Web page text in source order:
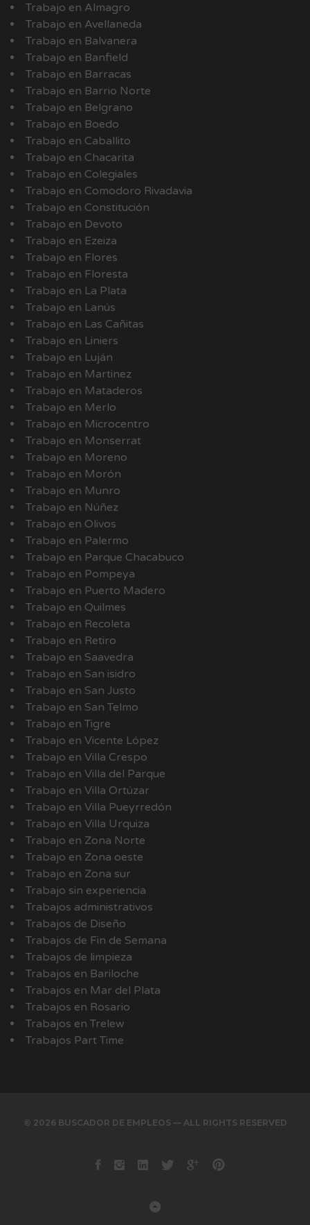
Trabajo en Almagro
Trabajo en Avellaneda
Trabajo en Balvanera
Trabajo en Banfield
Trabajo en Barracas
Trabajo en Barrio Norte
Trabajo en Belgrano
Trabajo en Boedo
Trabajo en Caballito
Trabajo en Chacarita
Trabajo en Colegiales
Trabajo en Comodoro Rivadavia
Trabajo en Constitución
Trabajo en Devoto
Trabajo en Ezeiza
Trabajo en Flores
Trabajo en Floresta
Trabajo en La Plata
Trabajo en Lanús
Trabajo en Las Cañitas
Trabajo en Liniers
Trabajo en Luján
Trabajo en Martinez
Trabajo en Mataderos
Trabajo en Merlo
Trabajo en Microcentro
Trabajo en Monserrat
Trabajo en Moreno
Trabajo en Morón
Trabajo en Munro
Trabajo en Núñez
Trabajo en Olivos
Trabajo en Palermo
Trabajo en Parque Chacabuco
Trabajo en Pompeya
Trabajo en Puerto Madero
Trabajo en Quilmes
Trabajo en Recoleta
Trabajo en Retiro
Trabajo en Saavedra
Trabajo en San isidro
Trabajo en San Justo
Trabajo en San Telmo
Trabajo en Tigre
Trabajo en Vicente López
Trabajo en Villa Crespo
Trabajo en Villa del Parque
Trabajo en Villa Ortúzar
Trabajo en Villa Pueyrredón
Trabajo en Villa Urquiza
Trabajo en Zona Norte
Trabajo en Zona oeste
Trabajo en Zona sur
Trabajo sin experiencia
Trabajos administrativos
Trabajos de Diseño
Trabajos de Fin de Semana
Trabajos de limpieza
Trabajos en Bariloche
Trabajos en Mar del Plata
Trabajos en Rosario
Trabajos en Trelew
Trabajos Part Time
© 2026 BUSCADOR DE EMPLEOS — ALL RIGHTS RESERVED
Facebook
instagram
LinkedinTwitterGoogle+